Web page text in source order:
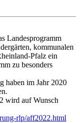
Landesprogramm
kommunalen
Pfalz ein
zu besonders
haben im Jahr 2020
wird auf Wunsch
rlp/aff2022.html